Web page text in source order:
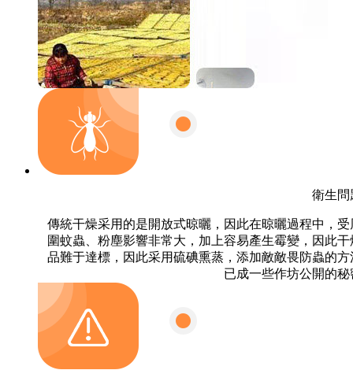
衛生問
傳統干燥采用的是開放式晾曬，因此在晾曬過程中，受
圍蚊蟲、粉塵影響非常大，加上容易產生霉變，因此干
品難于達標，因此采用硫碘熏蒸，添加敵敵畏防蟲的方
已成一些作坊公開的秘